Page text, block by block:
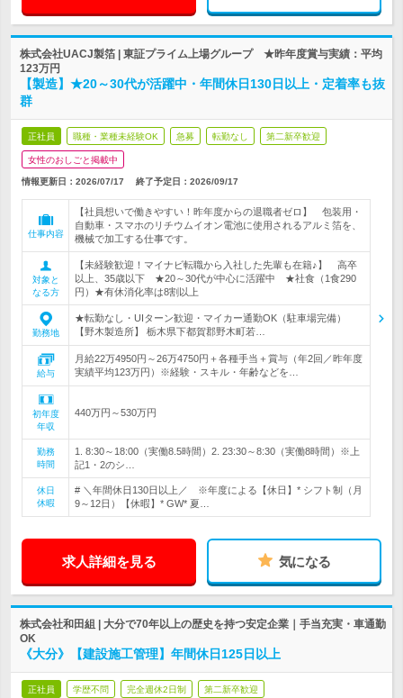
株式会社UACJ製箔 | 東証プライム上場グループ ★昨年度賞与実績：平均
123万円
【製造】★20～30代が活躍中・年間休日130日以上・定着率も抜
群
正社員 職種・業種未経験OK 急募 転勤なし 第二新卒歓迎
女性のおしごと掲載中
情報更新日：2026/07/17 終了予定日： 2026/09/17
仕事内容
【社員想いで働きやすい！昨年度からの退職者ゼロ】 包装用・
自動車・スマホのリチウムイオン電池に使用されるアルミ箔を、
機械で加工する仕事です。
対象と
なる方
【未経験歓迎！マイナビ転職から入社した先輩も在籍♪】 高卒
以上、35歳以下 ★20～30代が中心に活躍中 ★社食（1食290
円）★有休消化率は8割以上
勤務地
★転勤なし・UIターン歓迎・マイカー通勤OK（駐車場完備）
【野木製造所】 栃木県下都賀郡野木町若…
給与
月給22万4950円～26万4750円＋各種手当＋賞与（年2回／昨年度
実績平均123万円）※経験・スキル・年齢などを…
初年度
年収
440万円～530万円
勤務
時間
1. 8:30～18:00（実働8.5時間）2. 23:30～8:30（実働8時間）※上
記1・2のシ…
休日
休暇
# ＼年間休日130日以上／ ※年度による【休日】* シフト制（月
9～12日）【休暇】* GW* 夏…
求人詳細を見る 気になる
株式会社和田組 | 大分で70年以上の歴史を持つ安定企業｜手当充実・車通勤
OK
《大分》【建設施工管理】年間休日125日以上
正社員 学歴不問 完全週休2日制 第二新卒歓迎